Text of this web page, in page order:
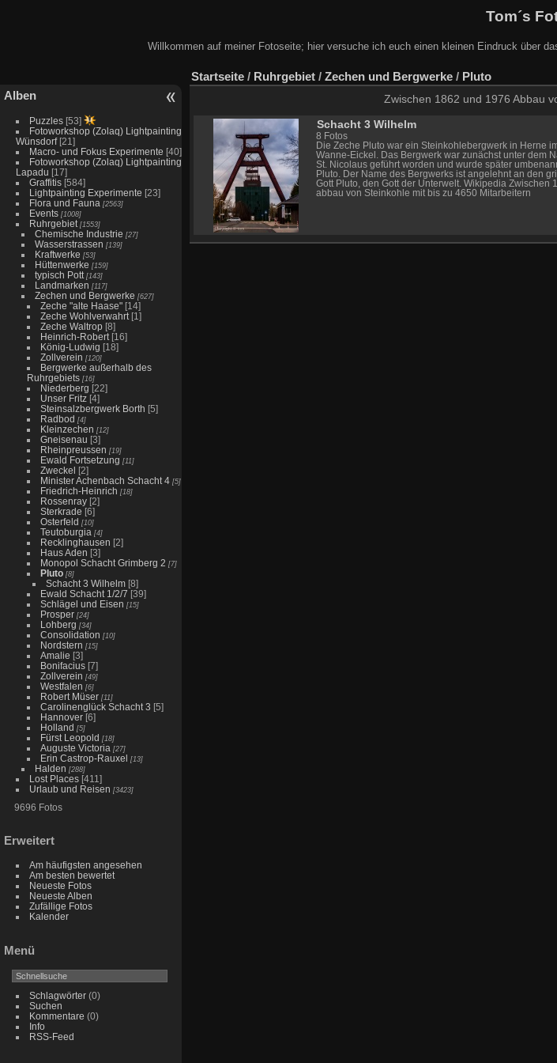
Tom´s
Willkommen auf meiner Fotoseite; hier versuche ich euch einen kleinen Eindruck über
Alben
Puzzles [53]
Fotoworkshop (Zolaq) Lightpainting
Wünsdorf [21]
Macro- und Fokus Experimente [40]
Fotoworkshop (Zolaq) Lightpainting
Lapadu [17]
Graffitis [584]
Lightpainting Experimente [23]
Flora und Fauna [2563]
Events [1008]
Ruhrgebiet [1553]
Chemische Industrie [27]
Wasserstrassen [139]
Kraftwerke [53]
Hüttenwerke [159]
typisch Pott [143]
Landmarken [117]
Zechen und Bergwerke [627]
Zeche "alte Haase" [14]
Zeche Wohlverwahrt [1]
Zeche Waltrop [8]
Heinrich-Robert [16]
König-Ludwig [18]
Zollverein [120]
Bergwerke außerhalb des
Ruhrgebiets [16]
Niederberg [22]
Unser Fritz [4]
Steinsalzbergwerk Borth [5]
Radbod [4]
Kleinzechen [12]
Gneisenau [3]
Rheinpreussen [19]
Ewald Fortsetzung [11]
Zweckel [2]
Minister Achenbach Schacht 4 [5]
Friedrich-Heinrich [18]
Rossenray [2]
Sterkrade [6]
Osterfeld [10]
Teutoburgia [4]
Recklinghausen [2]
Haus Aden [3]
Monopol Schacht Grimberg 2 [7]
Pluto [8]
Schacht 3 Wilhelm [8]
Ewald Schacht 1/2/7 [39]
Schlägel und Eisen [15]
Prosper [24]
Lohberg [34]
Consolidation [10]
Nordstern [15]
Amalie [3]
Bonifacius [7]
Zollverein [49]
Westfalen [6]
Robert Müser [11]
Carolinenglück Schacht 3 [5]
Hannover [6]
Holland [5]
Fürst Leopold [18]
Auguste Victoria [27]
Erin Castrop-Rauxel [13]
Halden [288]
Lost Places [411]
Urlaub und Reisen [3423]
9696 Fotos
Erweitert
Am häufigsten angesehen
Am besten bewertet
Neueste Fotos
Neueste Alben
Zufällige Fotos
Kalender
Menü
Schlagwörter(0)
Suchen
Kommentare (0)
Info
RSS-Feed
Startseite / Ruhrgebiet / Zechen und Bergwerke / Pluto
Zwischen 1862 und 1976 Abbau
Schacht 3 Wilhelm
8 Fotos
Die Zeche Pluto war ein Steinkohlebergwerk in Herne
Wanne-Eickel. Das Bergwerk war zunächst unter dem
St. Nicolaus geführt worden und wurde später
Pluto. Der Name des Bergwerks ist angelehnt an den
Gott Pluto, den Gott der Unterwelt. Wikipedia Zwischen
abbau von Steinkohle mit bis zu 4650 Mitarbeitern